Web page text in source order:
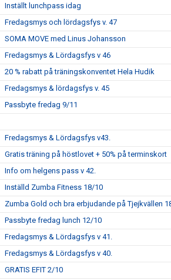
Inställt lunchpass idag
Fredagsmys och lördagsfys v. 47
SOMA MOVE med Linus Johansson
Fredagsmys & Lördagsfys v 46
20 % rabatt på träningskonventet Hela Hudik
Fredagsmys & lördagsfys v. 45
Passbyte fredag 9/11
Fredagsmys & Lördagsfys v43.
Gratis träning på höstlovet + 50% på terminskort
Info om helgens pass v 42.
Inställd Zumba Fitness 18/10
Zumba Gold och bra erbjudande på Tjejkvällen
Passbyte fredag lunch 12/10
Fredagsmys & Lördagsfys v 41.
Fredagsmys & Lördagsfys v 40.
GRATIS EFIT 2/10